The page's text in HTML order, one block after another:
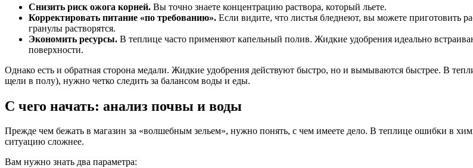
Снизить риск ожога корней. Вы точно знаете концентрацию раствора, который льете.
Корректировать питание «по требованию». Если видите, что листья бледнеют, вы можете приготовить
гранулы растворятся.
Экономить ресурсы. В теплице часто применяют капельный полив. Жидкие удобрения идеально
поверхности.
Однако есть и обратная сторона медали. Жидкие удобрения действуют быстро, но и вымываются быстрее. В
щели в полу), нужно четко следить за балансом воды и еды.
С чего начать: анализ почвы и воды
Прежде чем бежать в магазин за «волшебным зельем», нужно понять, с чем имеете дело. В теплице ошибки в
ситуацию сложнее.
Вам нужно знать два параметра: